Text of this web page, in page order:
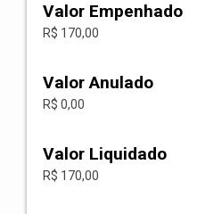
Valor Empenhado
R$ 170,00
Valor Anulado
R$ 0,00
Valor Liquidado
R$ 170,00